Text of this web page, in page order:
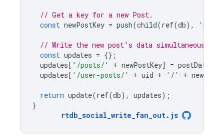
// Get a key for a new Post.
const newPostKey = push(child(ref(db),
// Write the new post's data
const updates = {};
updates[ '/posts/' + newPostKey] = postData
updates[ '/user-posts/' + uid + '/' +
return update(ref(db), updates);
}
rtdb_social_write_fan_out. js